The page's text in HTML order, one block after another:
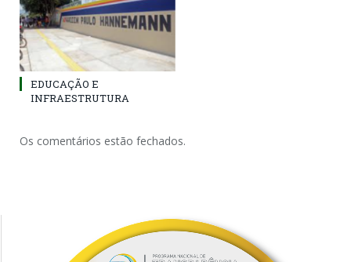
EDUCAÇÃO E
INFRAESTRUTURA
Os comentários estão fechados.